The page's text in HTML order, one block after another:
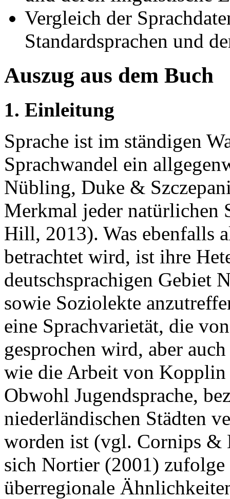
Vergleich der
Standardsprachen und
Auszug aus dem Buch
1. Einleitung
Sprache ist im ständigen
Sprachwandel ein
Nübling, Duke &
Merkmal jeder natürlichen
Hill, 2013). Was ebenfalls
betrachtet wird, ist ihre
deutschsprachigen Gebiet
sowie Soziolekte
eine Sprachvarietät, die
gesprochen wird, aber
wie die Arbeit von Kopplin
Obwohl Jugendsprache,
niederländischen Städten
worden ist (vgl. Cornips &
sich Nortier (2001) zufolge
überregionale